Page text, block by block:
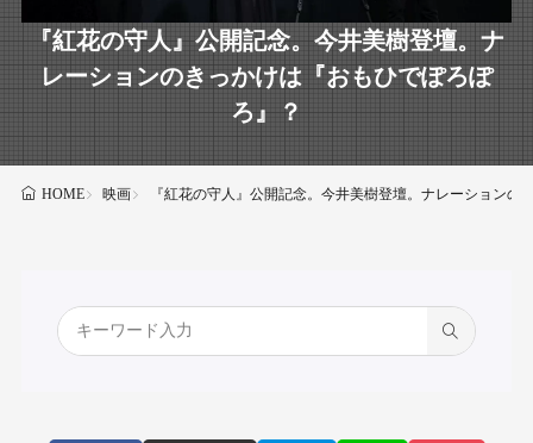
『紅花の守人』公開記念。今井美樹登壇。ナ
レーションのきっかけは『おもひでぽろぽ
ろ』？
HOME 映画 『紅花の守人』公開記念。今井美樹登壇。ナレーションの